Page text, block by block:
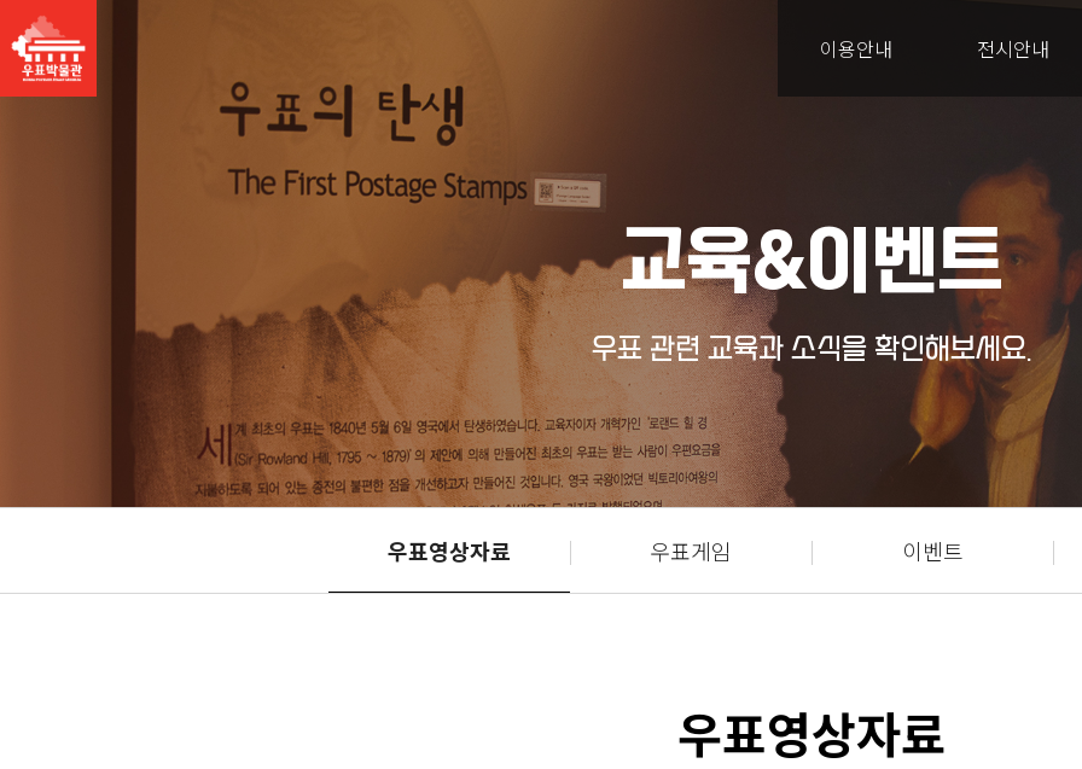
이용안내 전시안내
교육&이벤트
우표 관련 교육과 소식을 확인해보세요.
우표영상자료 우표게임 이벤트
우표영상자료